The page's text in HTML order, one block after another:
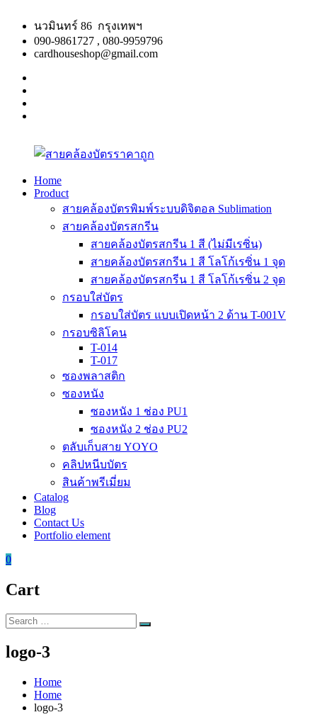
content
นวมินทร์ 86 กรุงเทพฯ
090-9861727 , 080-9959796
cardhouseshop@gmail.com
สาย
สินค้า
Home
Product
สายคล้องบัตรพิมพ์ระบบดิจิตอล Sublimation
สายคล้องบัตรสกรีน
สายคล้องบัตรสกรีน 1 สี (ไม่มีเรซิ่น)
สายคล้องบัตรสกรีน 1 สี โลโก้เรซิ่น 1 จุด
สายคล้องบัตรสกรีน 1 สี โลโก้เรซิ่น 2 จุด
กรอบใส่บัตร
กรอบใส่บัตร แบบเปิดหน้า 2 ด้าน T-001V
กรอบซิลิโคน
T-014
T-017
ซองพลาสติก
ซองหนัง
ซองหนัง 1 ช่อง PU1
ซองหนัง 2 ช่อง PU2
ตลับเก็บสาย YOYO
คลิปหนีบบัตร
สินค้าพรีเมี่ยม
Catalog
Blog
Contact Us
Portfolio element
0
Cart
Search
for:
Search
logo-3
Home
Home
logo-3